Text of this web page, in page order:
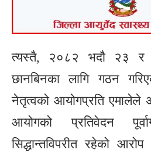
त्यस्तै, २०८२ भदौ २३ र
छानबिनका लागि गठन
नेतृत्वको आयोगप्रति
आयोगको प्रतिवेदन
सिद्धान्तविपरीत रहेको